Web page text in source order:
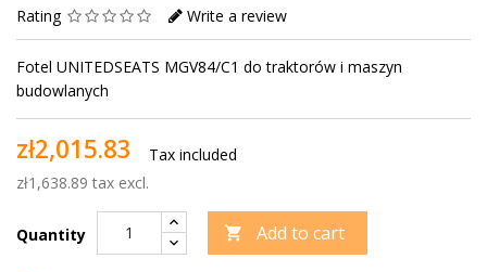
Rating Write a review
Fotel UNITEDSEATS MGV84/C1 do traktorów i maszyn
budowlanych
zł2,015.83
zł1,638.89 tax excl.
Tax included
Quantity  Add to cart